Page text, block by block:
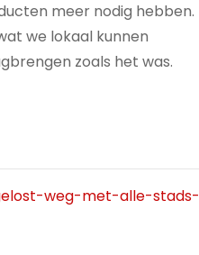
meer nodig hebben.
we lokaal kunnen
zoals het was.
weg-met-alle-stads-